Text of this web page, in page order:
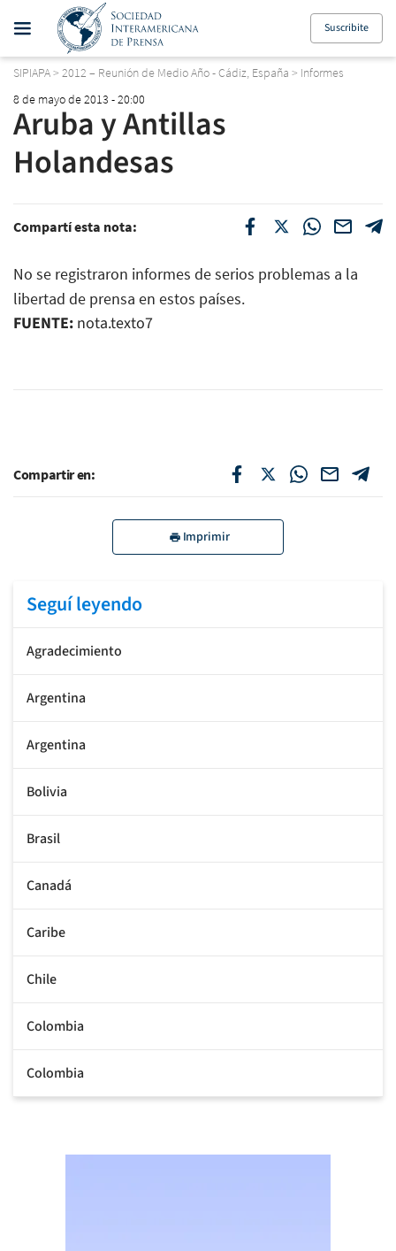
Suscribite
SIPIAPA> 2012 – Reunión de Medio Año - Cádiz, España > Informes
8 de mayo de 2013 - 20:00
Aruba y Antillas
Holandesas
Compartí esta nota:
No se registraron informes de serios problemas a la
libertad de prensa en estos países.
FUENTE: nota.texto7
Compartir en:
Imprimir
Seguí leyendo
Agradecimiento
Argentina
Argentina
Bolivia
Brasil
Canadá
Caribe
Chile
Colombia
Colombia